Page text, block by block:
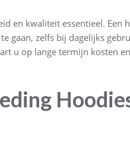
en kwaliteit essentieel. Een
gaan, zelfs bij dagelijks
u op lange termijn kosten